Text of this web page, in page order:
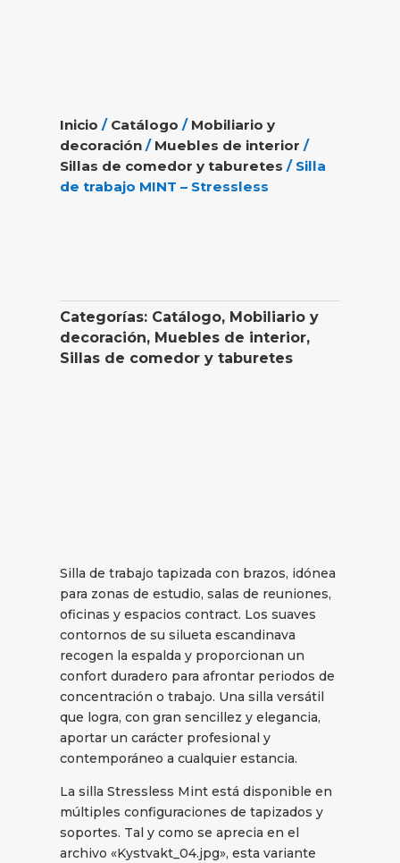
Inicio / Catálogo / Mobiliario y
decoración / Muebles de interior /
Sillas de comedor y taburetes / Silla
de trabajo MINT – Stressless
Categorías: Catálogo, Mobiliario y
decoración, Muebles de interior,
Sillas de comedor y taburetes
Silla de trabajo tapizada con brazos, idónea
para zonas de estudio, salas de reuniones,
oficinas y espacios contract. Los suaves
contornos de su silueta escandinava
recogen la espalda y proporcionan un
confort duradero para afrontar periodos de
concentración o trabajo. Una silla versátil
que logra, con gran sencillez y elegancia,
aportar un carácter profesional y
contemporáneo a cualquier estancia.
La silla Stressless Mint está disponible en
múltiples configuraciones de tapizados y
soportes. Tal y como se aprecia en el
archivo «Kystvakt_04.jpg», esta variante